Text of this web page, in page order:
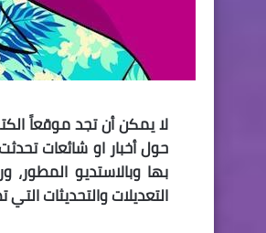
لا يمكن أن تجد موقعاً
حول أخبار او شائعات
بها وبالاستديو
التعديلات والتحديثات التي